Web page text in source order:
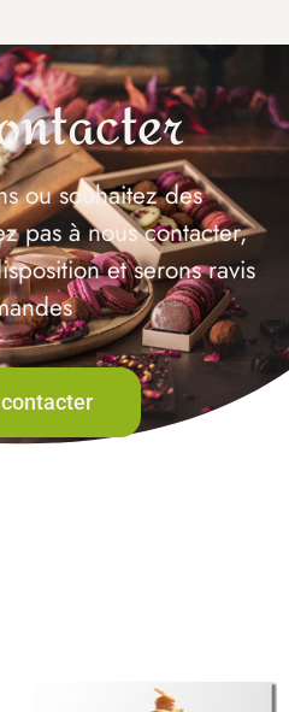
ou souhaitez des
pas à nous contacter,
et serons ravis